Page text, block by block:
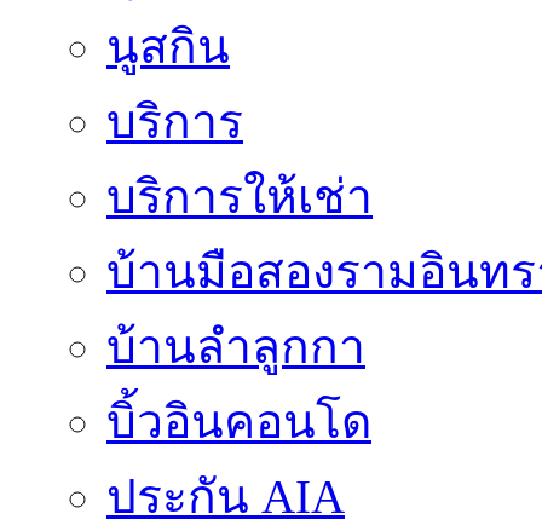
นูสกิน
บริการ
บริการให้เช่า
บ้านมือสองรามอินท
บ้านลำลูกกา
บิ้วอินคอนโด
ประกัน AIA